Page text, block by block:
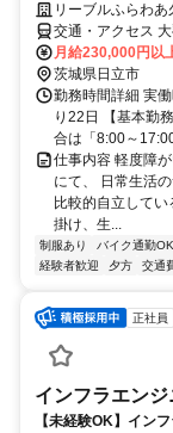
リーブルふらわあ
交通・アクセス
月給230,000円以
茨城県日立市
勤務時間詳細 実
り22日 【基本勤
合は「8:00～
仕事内容 軽度障
にて、 日常生活
比較的自立して
掛け、生...
制服あり バイク通勤OK
経験者歓迎
夕方 交通
正社員
インフラエン
【未経験OK】イン